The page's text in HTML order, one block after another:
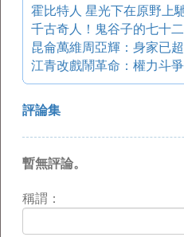
霍比特人 星光下在原野上
千古奇人！鬼谷子的七十
江青改戲鬧革命：權力斗
評論集
暫無評論。
稱謂：